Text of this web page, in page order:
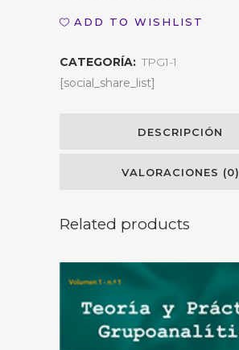
ADD TO WISHLIST
CATEGORÍA: TPG1-1
[social_share_list]
DESCRIPCIÓN
VALORACIONES (0)
Related products